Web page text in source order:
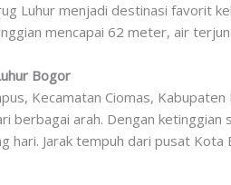
Luhur menjadi destinasi favorit
mencapai 62 meter, air
Bogor
Kecamatan Ciomas,
berbagai arah. Dengan
hari. Jarak tempuh dari pusat